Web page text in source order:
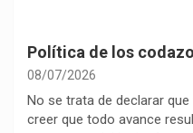
Política de los
08/07/2026
No se trata de declarar
creer que todo avance